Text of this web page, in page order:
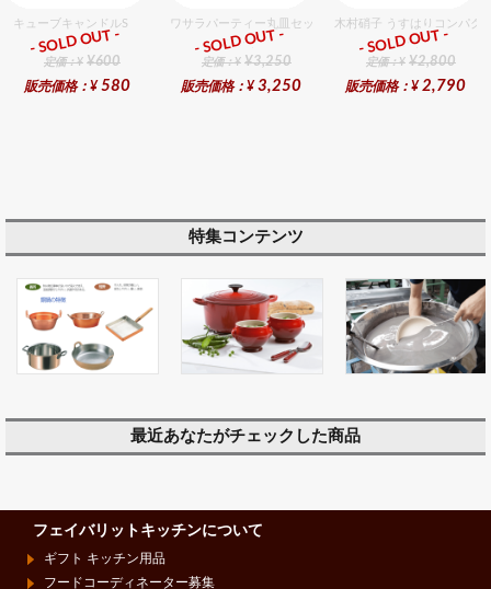
キューブキャンドルS
ギフト
定価：¥ ¥600
販売価格：¥ 580
- SOLD OUT -
ワサラパーティー丸皿セット 4種6個入りセット
ギフト
定価：¥ ¥3,250
販売価格：¥ 3,250
- SOLD OUT -
木村硝子 うすはりコンパク
ギフト
定価：¥ ¥2,800
販売価格：¥ 2,790
- SOLD OUT -
特集コンテンツ
最近あなたがチェックした商品
フェイバリットキッチンについて
ギフト キッチン用品
フードコーディネーター募集